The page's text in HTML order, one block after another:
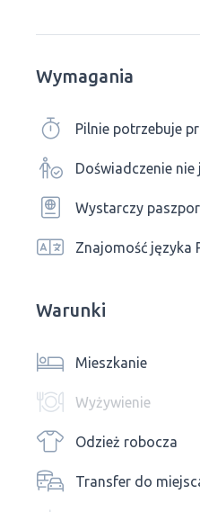
Wymagania
Pilnie potrzebuje
Doświadczenie nie
Wystarczy
Znajomość języka
Warunki
Mieszkanie
Wyżywienie
Odzież robocza
Transfer do